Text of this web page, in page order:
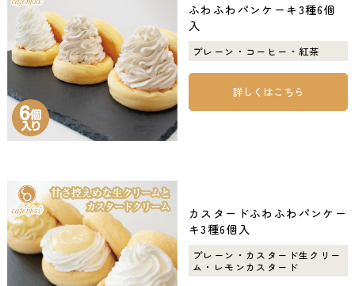
ふわふわパンケーキ3種6個
入
プレーン・コーヒー・紅茶
詳しくはこちら
カスタードふわふわパンケー
キ3種6個入
プレーン・カスタード生クリー
ム・レモンカスタード